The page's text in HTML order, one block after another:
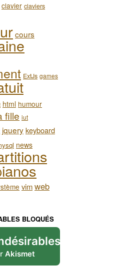
clavier claviers
cours
ExtJs games
html humour
fille iut
jquerykeyboard
news
vimweb
BLOQUÉS
Akismet